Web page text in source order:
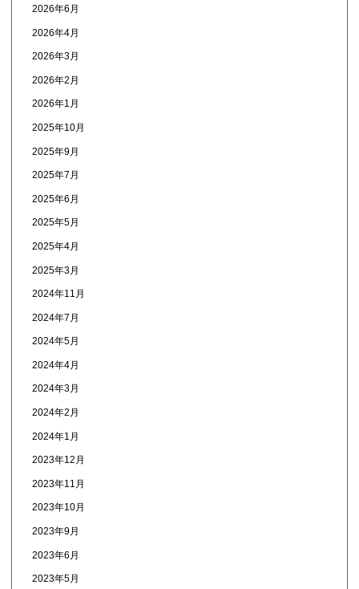
2026年6月
2026年4月
2026年3月
2026年2月
2026年1月
2025年10月
2025年9月
2025年7月
2025年6月
2025年5月
2025年4月
2025年3月
2024年11月
2024年7月
2024年5月
2024年4月
2024年3月
2024年2月
2024年1月
2023年12月
2023年11月
2023年10月
2023年9月
2023年6月
2023年5月